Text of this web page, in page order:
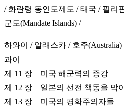
/ 화란령 동인도제도 / 태국 / 필리
군도(Mandate Islands) /
하와이 / 알래스카 / 호주
과이
제 11 장 _ 미국 해군력의 증강
제 12 장 _ 일본의 선전 책동을 막
제 13 장 _ 미국의 평화주의자들